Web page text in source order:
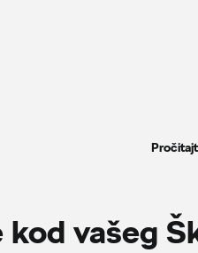
kod vašeg